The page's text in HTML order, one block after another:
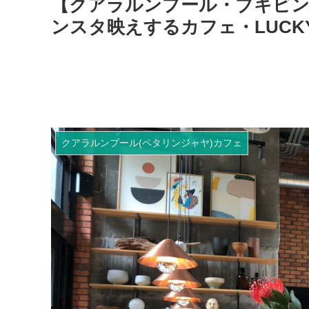
【クアラルンプール・ブキビ
ンスタ映えするカフェ・
クアラルンプール(ペタリンジャヤ)カフェ